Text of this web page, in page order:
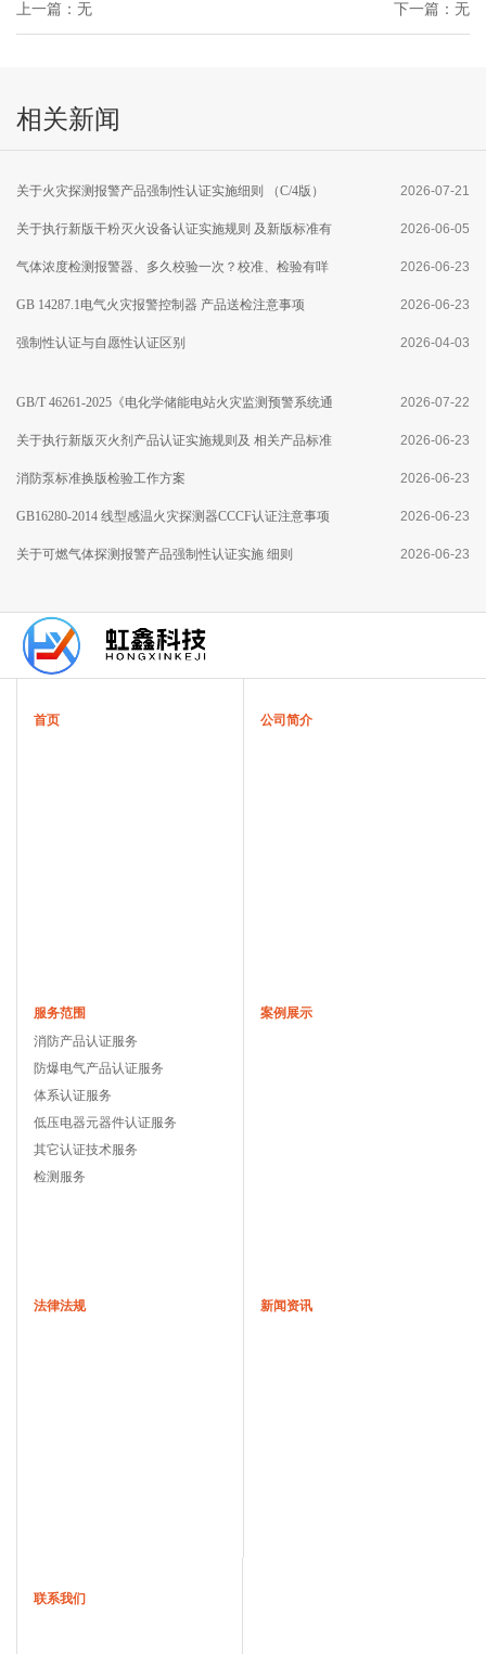
上一篇：无 下一篇：无
相关新闻
关于火灾探测报警产品强制性认证实施细则 （C/4版）
修订及执行点型火焰探测器产品新版 国家标准有关要求
的通知
2026-07-21
关于执行新版干粉灭火设备认证实施规则 及新版标准有
关要求的通知
2026-06-05
气体浓度检测报警器、多久校验一次？校准、检验有咩
区别？
2026-06-23
GB 14287.1电气火灾报警控制器 产品送检注意事项 2026-06-23
强制性认证与自愿性认证区别 2026-04-03
GB/T 46261-2025《电化学储能电站火灾监测预警系统通
用技术要求》标准分析
2026-07-22
关于执行新版灭火剂产品认证实施规则及 相关产品标准
有关要求的通知
2026-06-23
消防泵标准换版检验工作方案 2026-06-23
GB16280-2014 线型感温火灾探测器CCCF认证注意事项 2026-06-23
关于可燃气体探测报警产品强制性认证实施 细则 2026-06-23
首页 公司简介
服务范围
消防产品认证服务
防爆电气产品认证服务
体系认证服务
低压电器元器件认证服务
其它认证技术服务
检测服务
案例展示
法律法规 新闻资讯
联系我们